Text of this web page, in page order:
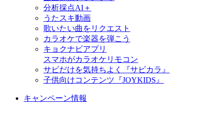
分析採点AI＋
うたスキ動画
歌いたい曲をリクエスト
カラオケで楽器を弾こう
キョクナビアプリ
スマホがカラオケリモコン
サビだけを気持ちよく『サビカラ』
子供向けコンテンツ『JOYKIDS』
キャンペーン情報